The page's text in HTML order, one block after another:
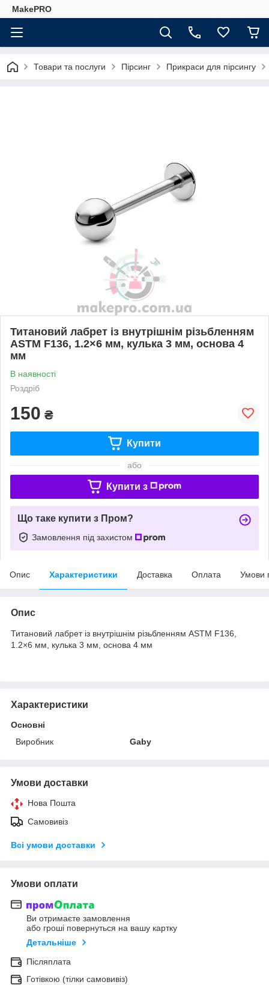
MakePRO
Товари та послуги Пірсинг Прикраси для пірсингу
Титановий лабрет із внутрішнім різьбленням
ASTM F136, 1.2×6 мм, кулька 3 мм, основа 4
мм
В наявності
Роздріб
150 ₴
Купити
або
Купити з
Що таке купити з Пром?
Замовлення під захистом
Опис Характеристики Доставка Оплата Умови
Опис
Титановий лабрет із внутрішнім різьбленням ASTM F136,
1.2×6 мм, кулька 3 мм, основа 4 мм
Характеристики
Основні
Виробник
Gaby
Умови доставки
Нова Пошта
Самовивіз
Всі умови доставки
Умови оплати
Ви отримаєте замовлення
або гроші повернуться на вашу картку
Детальніше
Післяплата
Готівкою (тілки самовивіз)